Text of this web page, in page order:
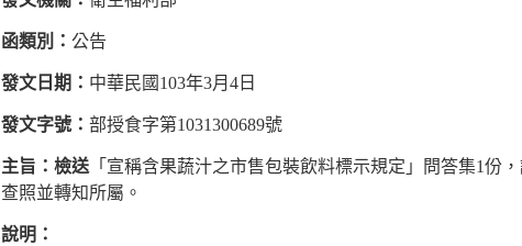
函類別： 公告
發文日期： 中華民國103年3月4日
發文字號： 部授食字第1031300689號
主旨：檢送 「宣稱含果蔬汁之市售包裝飲料標示規定」問答集1份
查照並轉知所屬。
說明：